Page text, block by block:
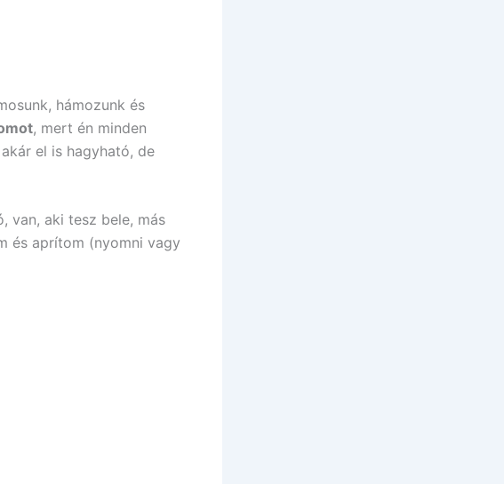
hámozunk és
, mert én minden
el is hagyható, de
van, aki tesz bele, más
és aprítom (nyomni vagy